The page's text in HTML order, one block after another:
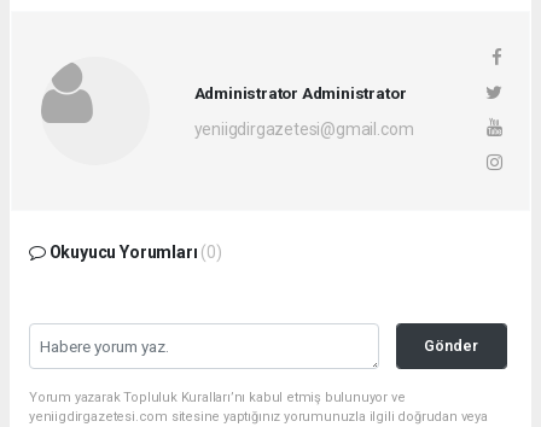
Administrator Administrator
yeniigdirgazetesi@gmail.com
Okuyucu Yorumları (0)
Gönder
Yorum yazarak Topluluk Kuralları’nı kabul etmiş bulunuyor ve
yeniigdirgazetesi.com sitesine yaptığınız yorumunuzla ilgili doğrudan veya